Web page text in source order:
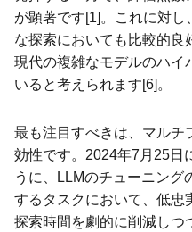
が顕著です[1]。これに対
な探索においても比較的良
現代の複雑なモデルのハイ
いると考えられます[6]。
最も注目すべきは、マルチ
効性です。2024年7月25日
うに、LLMのチューニング
するタスクにおいて、低忠
探索時間を劇的に削減しつ